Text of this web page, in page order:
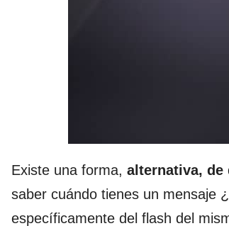
Existe una forma, alternativa, de
saber cuándo tienes un mensaje
específicamente del flash del